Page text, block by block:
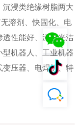
沉浸类绝缘树脂两大
溶剂 、快固化
电
透性能好
漆膜光洁
型机器人
工业机器
变压器 电焊机 、 特